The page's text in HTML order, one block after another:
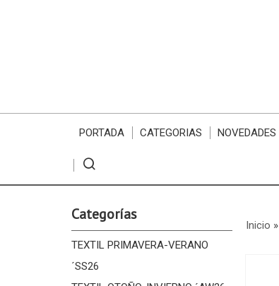
PORTADA CATEGORIAS NOVEDADES
Categorías
TEXTIL PRIMAVERA-VERANO
´SS26
Inicio »